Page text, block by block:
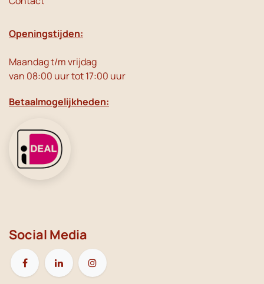
Openingstijden:
Maandag t/m vrijdag
van 08:00 uur tot 17:00 uur
Betaalmogelijkheden:
Social Media